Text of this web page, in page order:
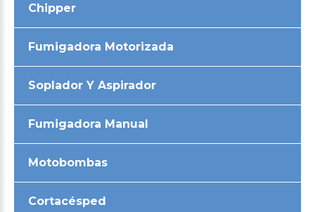
Chipper
Fumigadora Motorizada
Soplador Y Aspirador
Fumigadora Manual
Motobombas
Cortacésped